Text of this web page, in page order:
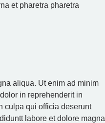
et pharetra pharetra
aliqua. Ut enim ad minim
in reprehenderit in
culpa qui officia deserunt
labore et dolore magna